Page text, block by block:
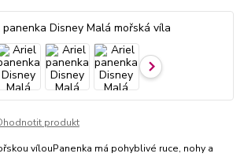
produkt
vílouPanenka má pohyblivé ruce, nohy a